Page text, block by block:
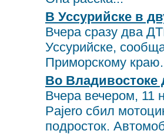
В Уссурийске в
Вчера сразу два
Уссурийске,
Приморскому
Во Владивостоке
Вчера вечером, 11
Pajero сбил
подросток.